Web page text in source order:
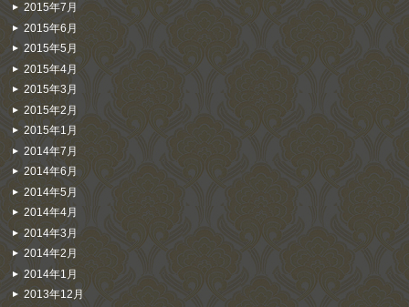
2015年7月
2015年6月
2015年5月
2015年4月
2015年3月
2015年2月
2015年1月
2014年7月
2014年6月
2014年5月
2014年4月
2014年3月
2014年2月
2014年1月
2013年12月